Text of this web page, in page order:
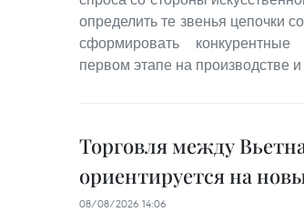
определить те звенья цепочки
сформировать
первом этапе на производстве
Торговля между
ориентируется на
08/08/2026 14:06